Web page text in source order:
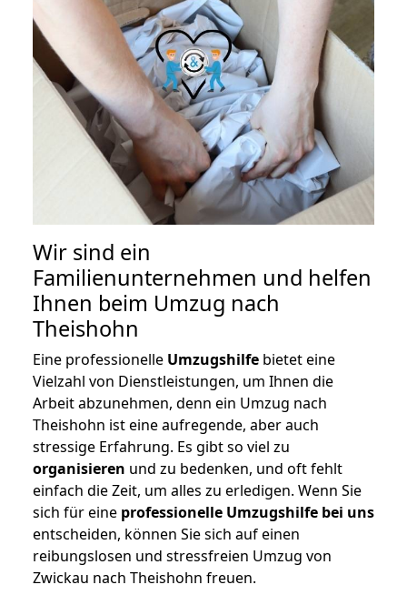
Wir sind ein
Familienunternehmen und helfen
Ihnen beim Umzug nach
Theishohn
Eine professionelle Umzugshilfe bietet eine
Vielzahl von Dienstleistungen, um Ihnen die
Arbeit abzunehmen, denn ein Umzug nach
Theishohn ist eine aufregende, aber auch
stressige Erfahrung. Es gibt so viel zu
organisieren und zu bedenken, und oft fehlt
einfach die Zeit, um alles zu erledigen. Wenn Sie
sich für eine professionelle Umzugshilfe bei uns
entscheiden, können Sie sich auf einen
reibungslosen und stressfreien Umzug von
Zwickau nach Theishohn freuen.